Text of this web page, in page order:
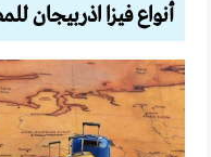
أنواع فيزا اذربيجان